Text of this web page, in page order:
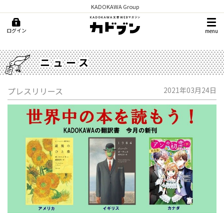
KADOKAWA Group
ログイン menu
ニュース
プレスリリース 2021年03月24日